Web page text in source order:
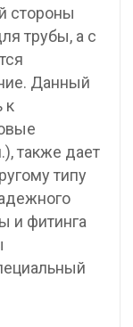
стороны
трубы, а с
Данный
к
также дает
типу
и фитинга